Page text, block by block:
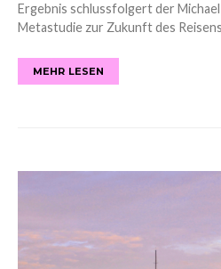
Ergebnis schlussfolgert der
Metastudie zur Zukunft des
MEHR LESEN